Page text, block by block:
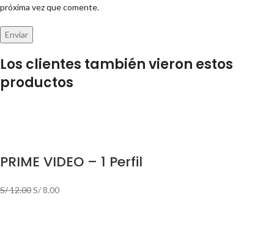
próxima vez que comente.
Los clientes también vieron estos
productos
PRIME VIDEO – 1 Perfil
S/12.00S/8.00